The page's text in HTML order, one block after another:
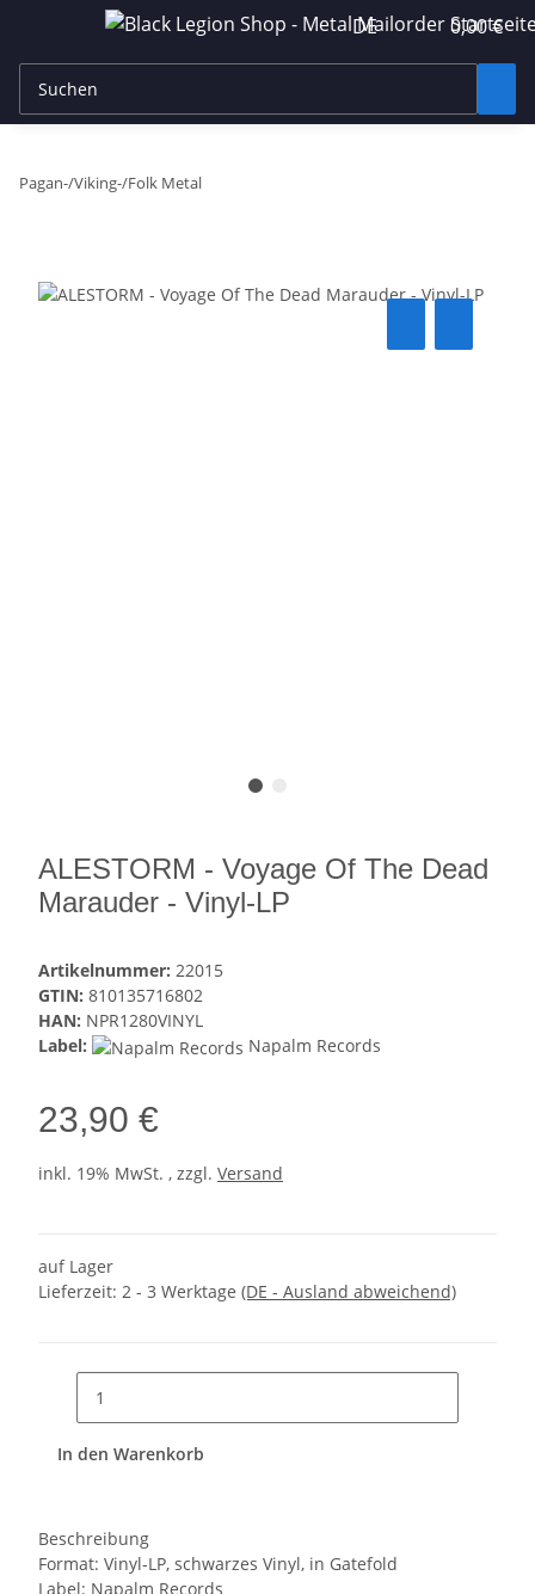
DE 0,00 €
Pagan-/Viking-/Folk Metal
ALESTORM - Voyage Of The Dead
Marauder - Vinyl-LP
Artikelnummer: 22015
GTIN: 810135716802
HAN: NPR1280VINYL
Label:
Napalm Records
23,90 €
inkl. 19% MwSt. , zzgl. Versand
auf Lager
Lieferzeit: 2 - 3 Werktage (DE - Ausland abweichend)
In den Warenkorb
Beschreibung
Format: Vinyl-LP, schwarzes Vinyl, in Gatefold
Label: Napalm Records